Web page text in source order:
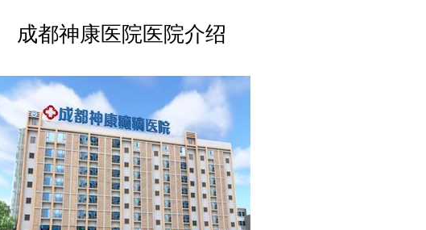
成都神康医院医院介绍